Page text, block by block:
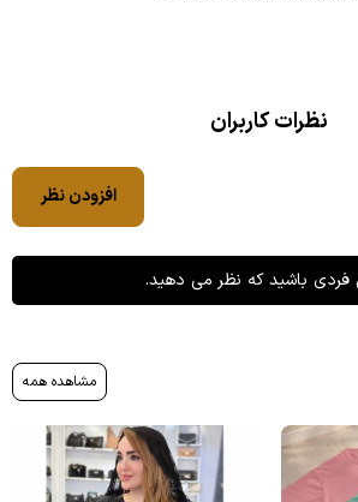
نظرات کاربران
افزودن نظر
فردی باشید که نظر می دهید.
مشاهده همه